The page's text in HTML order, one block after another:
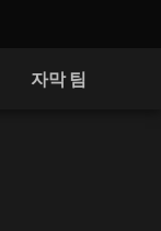
자막 팀